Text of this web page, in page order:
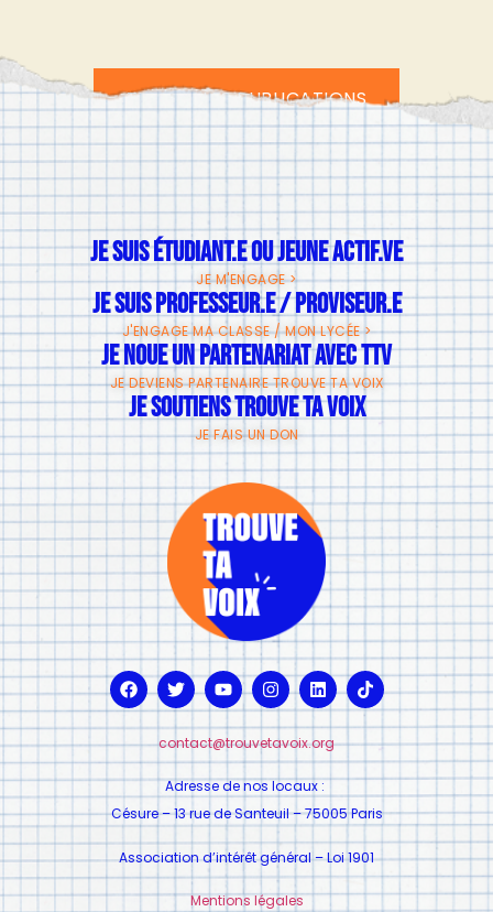
TOUTES LES PUBLICATIONS
JE SUIS ÉTUDIANT.E OU JEUNE ACTIF.VE
JE M'ENGAGE >
JE SUIS PROFESSEUR.E / PROVISEUR.E
J'ENGAGE MA CLASSE / MON LYCÉE >
JE NOUE UN PARTENARIAT AVEC TTV
JE DEVIENS PARTENAIRE TROUVE TA VOIX
JE SOUTIENS TROUVE TA VOIX
JE FAIS UN DON
contact@trouvetavoix.org
Adresse de nos locaux :
Césure – 13 rue de Santeuil – 75005 Paris
Association d’intérêt général – Loi 1901
Mentions légales